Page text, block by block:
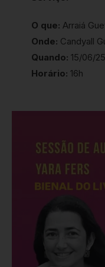
O que: Arraiá
Onde: Candyall
Quando: 15/06/25
Horário: 16h